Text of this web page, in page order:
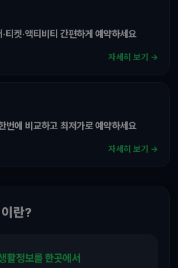
티켓·액티비티 간편하게 예약하세요
자세히 보기 →
번에 비교하고 최저가로 예약하세요
자세히 보기 →
이란?
정보를 한곳에서